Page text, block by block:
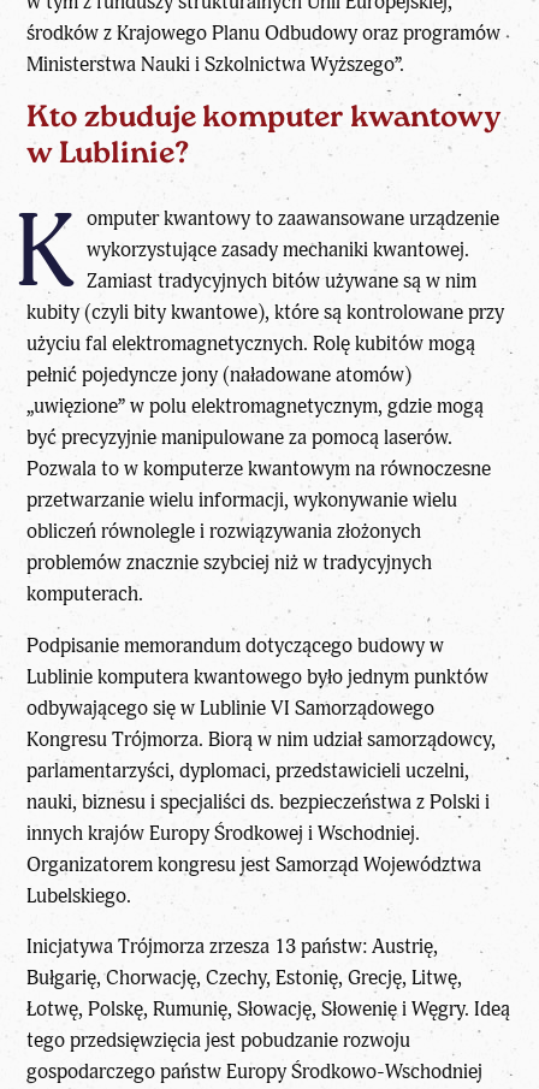
środków z Krajowego Planu Odbudowy oraz programów
Ministerstwa Nauki i Szkolnictwa Wyższego”.
Kto zbuduje komputer kwantowy
w Lublinie?
K omputer kwantowy to zaawansowane urządzenie
wykorzystujące zasady mechaniki kwantowej.
Zamiast tradycyjnych bitów używane są w nim
kubity (czyli bity kwantowe), które są kontrolowane przy
użyciu fal elektromagnetycznych. Rolę kubitów mogą
pełnić pojedyncze jony (naładowane atomów)
„uwięzione” w polu elektromagnetycznym, gdzie mogą
być precyzyjnie manipulowane za pomocą laserów.
Pozwala to w komputerze kwantowym na równoczesne
przetwarzanie wielu informacji, wykonywanie wielu
obliczeń równolegle i rozwiązywania złożonych
problemów znacznie szybciej niż w tradycyjnych
komputerach.
Podpisanie memorandum dotyczącego budowy w
Lublinie komputera kwantowego było jednym punktów
odbywającego się w Lublinie VI Samorządowego
Kongresu Trójmorza. Biorą w nim udział samorządowcy,
parlamentarzyści, dyplomaci, przedstawicieli uczelni,
nauki, biznesu i specjaliści ds. bezpieczeństwa z Polski i
innych krajów Europy Środkowej i Wschodniej.
Organizatorem kongresu jest Samorząd Województwa
Lubelskiego.
Inicjatywa Trójmorza zrzesza 13 państw: Austrię,
Bułgarię, Chorwację, Czechy, Estonię, Grecję, Litwę,
Łotwę, Polskę, Rumunię, Słowację, Słowenię i Węgry. Ideą
tego przedsięwzięcia jest pobudzanie rozwoju
gospodarczego państw Europy Środkowo-Wschodniej